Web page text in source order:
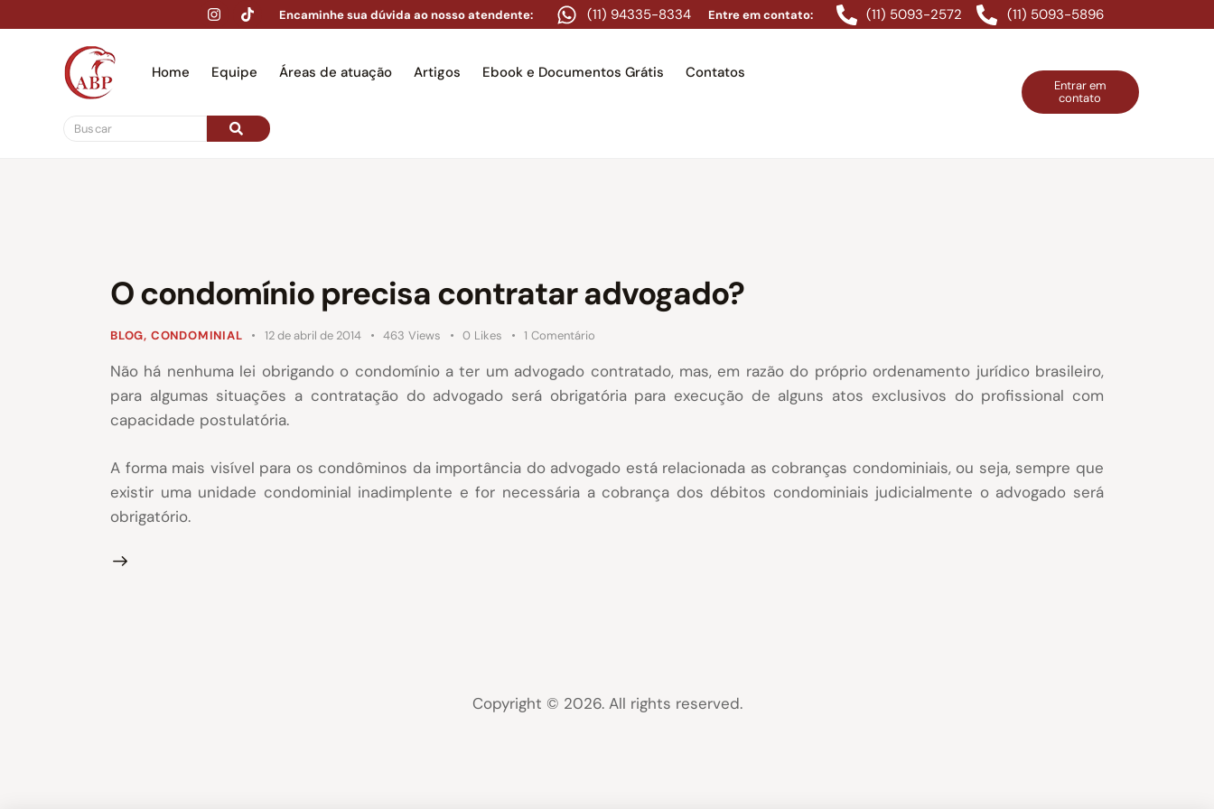
Encaminhe sua dúvida ao nosso atendente: (11) 94335-8334 Entre em contato: (11) 5093-2572 (11) 5093-5896
Home Equipe Áreas de atuação Artigos Ebook e Documentos Grátis Contatos
Entrar em
contato
O condomínio precisa contratar advogado?
BLOG, CONDOMINIAL 12 de abril de 2014 463 Views 0 Likes 1 Comentário
Não há nenhuma lei obrigando o condomínio a ter um advogado contratado, mas, em razão do próprio ordenamento jurídico brasileiro,
para algumas situações a contratação do advogado será obrigatória para execução de alguns atos exclusivos do profissional com
capacidade postulatória.
A forma mais visível para os condôminos da importância do advogado está relacionada as cobranças condominiais, ou seja, sempre que
existir uma unidade condominial inadimplente e for necessária a cobrança dos débitos condominiais judicialmente o advogado será
obrigatório.
Copyright © 2026. All rights reserved.